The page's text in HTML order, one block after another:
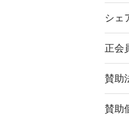
シェ
正会
賛助
賛助